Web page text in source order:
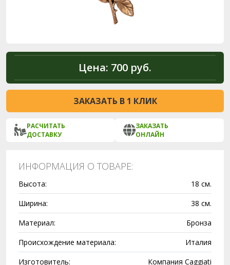
Цена: 700 руб.
ЗАКАЗАТЬ В 1 КЛИК
РАСЧИТАТЬ
ДОСТАВКУ
ЗАКАЗАТЬ
ОНЛАЙН
ИНФОРМАЦИЯ О ТОВАРЕ:
Высота:
18 см.
Ширина:
38 см.
Материал:
Бронза
Происхождение материала:
Италия
Изготовитель:
Компания Caggiati